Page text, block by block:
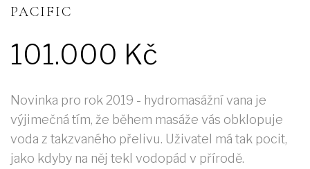
PACIFIC
101.000
Novinka pro rok 2019 - hydromasážní vana je
výjimečná tím, že během masáže vás obklopuje
voda z takzvaného přelivu. Uživatel má tak pocit,
jako kdyby na něj tekl vodopád v přírodě.